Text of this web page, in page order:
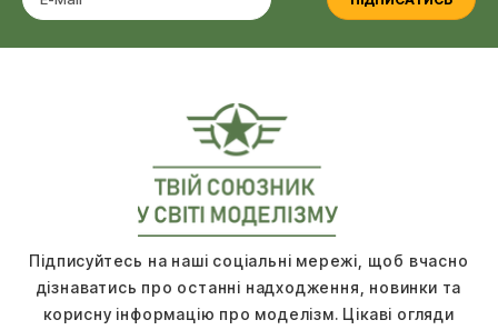
Підписуйтесь на наші соціальні мережі, щоб вчасно
дізнаватись про останні надходження, новинки та
корисну інформацію про моделізм. Цікаві огляди